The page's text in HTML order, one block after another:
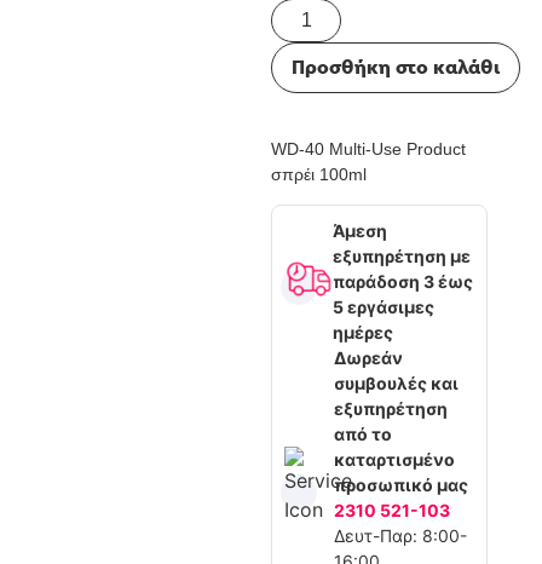
Προσθήκη στο καλάθι
WD-40 Multi-Use Product
σπρέι 100ml
Άμεση
εξυπηρέτηση με
παράδοση 3 έως
5 εργάσιμες
ημέρες
Δωρεάν
συμβουλές και
εξυπηρέτηση
από το
καταρτισμένο
προσωπικό μας
2310 521-103
Δευτ-Παρ: 8:00-